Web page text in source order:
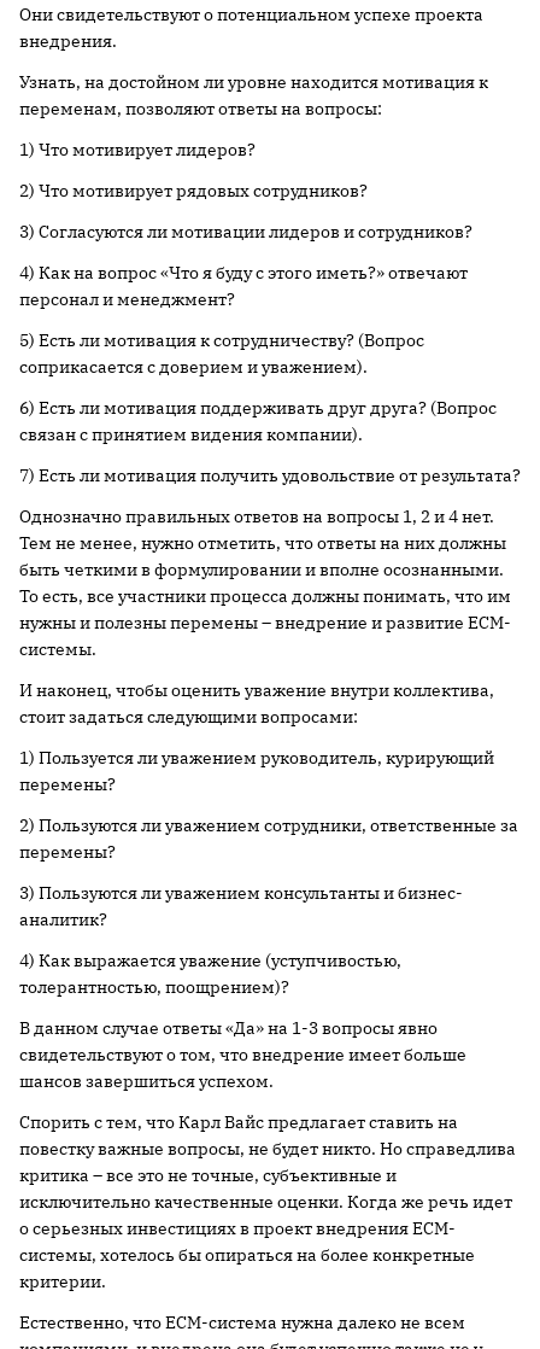
Они свидетельствуют о потенциальном успехе проекта
внедрения.
Узнать, на достойном ли уровне находится мотивация к
переменам, позволяют ответы на вопросы:
1) Что мотивирует лидеров?
2) Что мотивирует рядовых сотрудников?
3) Согласуются ли мотивации лидеров и сотрудников?
4) Как на вопрос «Что я буду с этого иметь?» отвечают
персонал и менеджмент?
5) Есть ли мотивация к сотрудничеству? (Вопрос
соприкасается с доверием и уважением).
6) Есть ли мотивация поддерживать друг друга? (Вопрос
связан с принятием видения компании).
7) Есть ли мотивация получить удовольствие от результата?
Однозначно правильных ответов на вопросы 1, 2 и 4 нет.
Тем не менее, нужно отметить, что ответы на них должны
быть четкими в формулировании и вполне осознанными.
То есть, все участники процесса должны понимать, что им
нужны и полезны перемены – внедрение и развитие ECM-
системы.
И наконец, чтобы оценить уважение внутри коллектива,
стоит задаться следующими вопросами:
1) Пользуется ли уважением руководитель, курирующий
перемены?
2) Пользуются ли уважением сотрудники, ответственные за
перемены?
3) Пользуются ли уважением консультанты и бизнес-
аналитик?
4) Как выражается уважение (уступчивостью,
толерантностью, поощрением)?
В данном случае ответы «Да» на 1-3 вопросы явно
свидетельствуют о том, что внедрение имеет больше
шансов завершиться успехом.
Спорить с тем, что Карл Вайс предлагает ставить на
повестку важные вопросы, не будет никто. Но справедлива
критика – все это не точные, субъективные и
исключительно качественные оценки. Когда же речь идет
о серьезных инвестициях в проект внедрения ECM-
системы, хотелось бы опираться на более конкретные
критерии.
Естественно, что ECM-система нужна далеко не всем